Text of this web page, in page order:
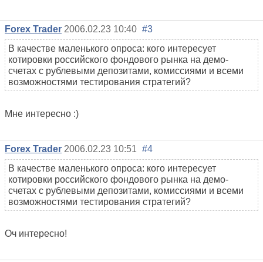
Forex Trader 2006.02.23 10:40 #3
В качестве маленького опроса: кого интересует
котировки российского фондового рынка на демо-
счетах с рублевыми депозитами, комиссиями и всеми
возможностями тестирования стратегий?
Мне интересно :)
Forex Trader 2006.02.23 10:51 #4
В качестве маленького опроса: кого интересует
котировки российского фондового рынка на демо-
счетах с рублевыми депозитами, комиссиями и всеми
возможностями тестирования стратегий?
Оч интересно!